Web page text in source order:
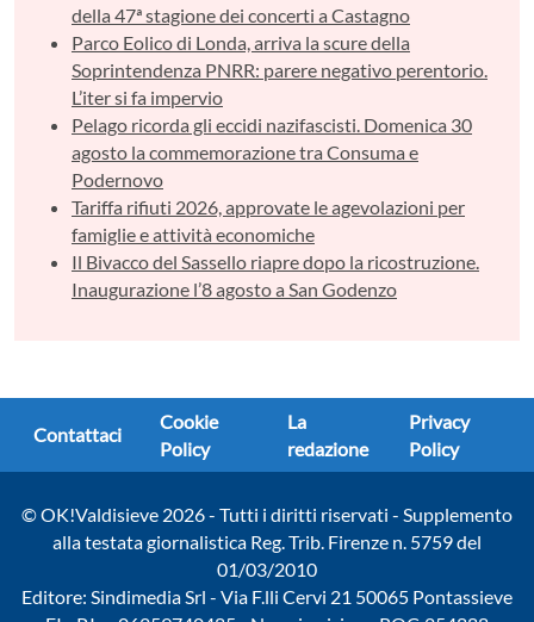
della 47ª stagione dei concerti a Castagno
Parco Eolico di Londa, arriva la scure della
Soprintendenza PNRR: parere negativo perentorio.
L’iter si fa impervio
Pelago ricorda gli eccidi nazifascisti. Domenica 30
agosto la commemorazione tra Consuma e
Podernovo
Tariffa rifiuti 2026, approvate le agevolazioni per
famiglie e attività economiche
Il Bivacco del Sassello riapre dopo la ricostruzione.
Inaugurazione l’8 agosto a San Godenzo
Contattaci
Cookie
Policy
La
redazione
Privacy
Policy
© OK!Valdisieve 2026 - Tutti i diritti riservati - Supplemento
alla testata giornalistica Reg. Trib. Firenze n. 5759 del
01/03/2010
Editore: Sindimedia Srl - Via F.lli Cervi 21 50065 Pontassieve